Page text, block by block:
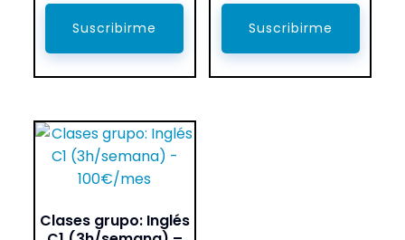
Suscribirme Suscribirme
Clases grupo: Inglés